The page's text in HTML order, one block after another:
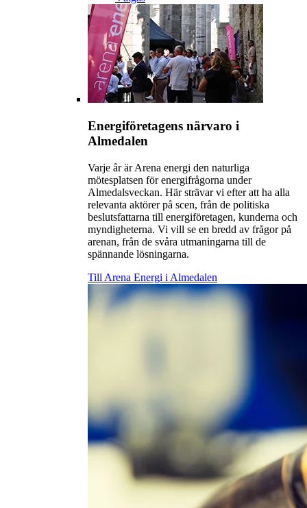
Energiföretagens närvaro i
Almedalen
Varje år är Arena energi den naturliga
mötesplatsen för energifrågorna under
Almedalsveckan. Här strävar vi efter att ha alla
relevanta aktörer på scen, från de politiska
beslutsfattarna till energiföretagen, kunderna och
myndigheterna. Vi vill se en bredd av frågor på
arenan, från de svåra utmaningarna till de
spännande lösningarna.
Till Arena Energi i Almedalen